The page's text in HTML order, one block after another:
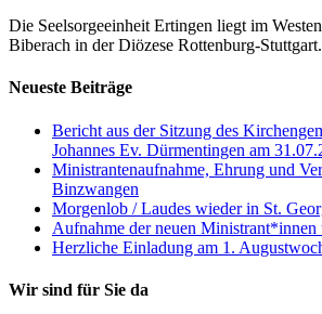
Die Seelsorgeeinheit Ertingen liegt im
Biberach in der Diözese Rottenburg-Stuttgart.
Neueste Beiträge
Bericht aus der Sitzung des
Johannes Ev. Dürmentingen am
Ministrantenaufnahme, Ehrung und
Binzwangen
Morgenlob / Laudes wieder in St.
Aufnahme der neuen Ministrant*innen
Herzliche Einladung am 1.
Wir sind für Sie da